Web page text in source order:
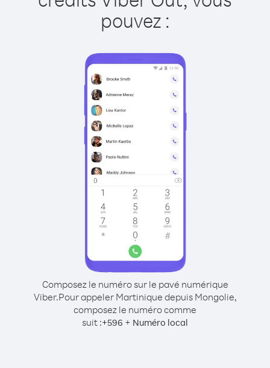
pouvez :
Composez le numéro sur le pavé numérique
Viber.Pour appeler Martinique depuis Mongolie,
composez le numéro comme
suit :+596 + Numéro local